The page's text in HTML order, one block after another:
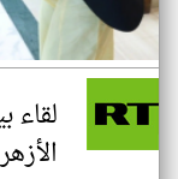
لقاء